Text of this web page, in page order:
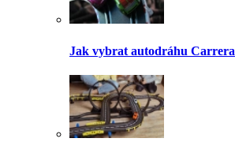
Jak vybrat autodráhu Carrera